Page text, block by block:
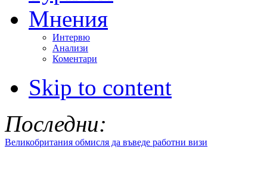
Мнения
Интервю
Анализи
Коментари
Skip to content
Последни:
Великобритания обмисля да въведе работни визи